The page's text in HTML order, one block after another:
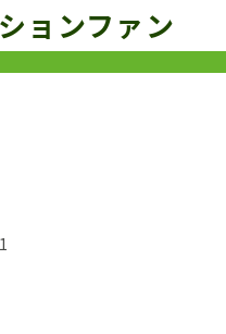
ョンファン